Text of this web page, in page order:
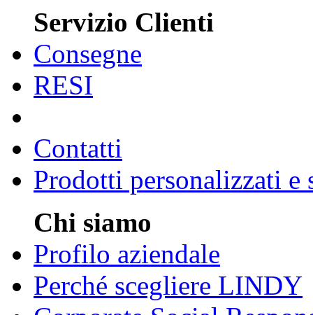
Servizio Clienti
Consegne
RESI
Contatti
Prodotti personalizzati e
Chi siamo
Profilo aziendale
Perché scegliere LINDY